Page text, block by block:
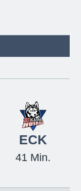
ECK
41 Min.